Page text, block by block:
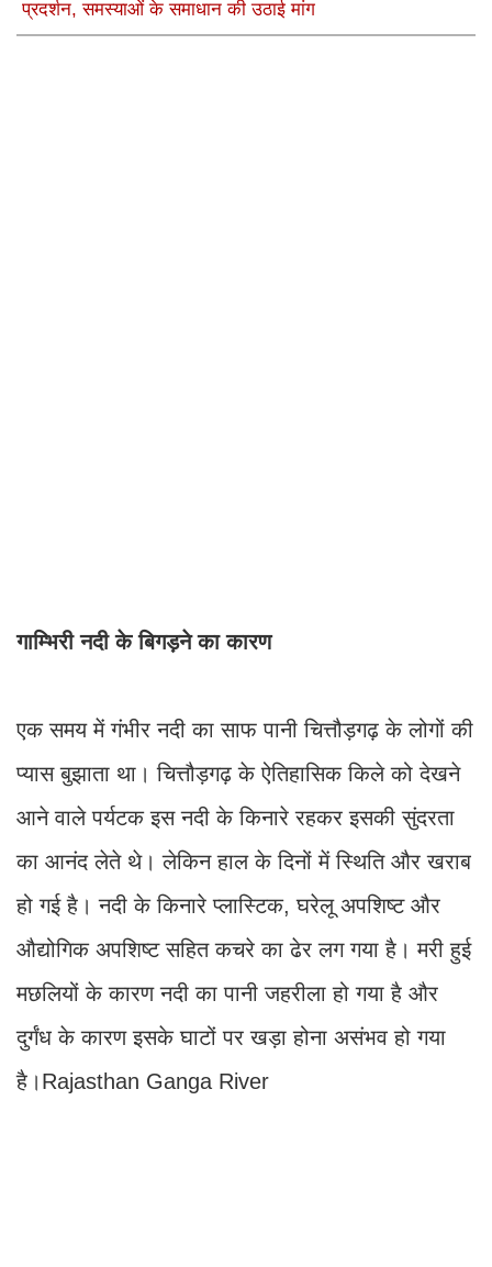
प्रदर्शन, समस्याओं के समाधान की उठाई मांग
गाम्भिरी नदी के बिगड़ने का कारण
एक समय में गंभीर नदी का साफ पानी चित्तौड़गढ़ के लोगों की
प्यास बुझाता था। चित्तौड़गढ़ के ऐतिहासिक किले को देखने
आने वाले पर्यटक इस नदी के किनारे रहकर इसकी सुंदरता
का आनंद लेते थे। लेकिन हाल के दिनों में स्थिति और खराब
हो गई है। नदी के किनारे प्लास्टिक, घरेलू अपशिष्ट और
औद्योगिक अपशिष्ट सहित कचरे का ढेर लग गया है। मरी हुई
मछलियों के कारण नदी का पानी जहरीला हो गया है और
दुर्गंध के कारण इसके घाटों पर खड़ा होना असंभव हो गया
है।Rajasthan Ganga River